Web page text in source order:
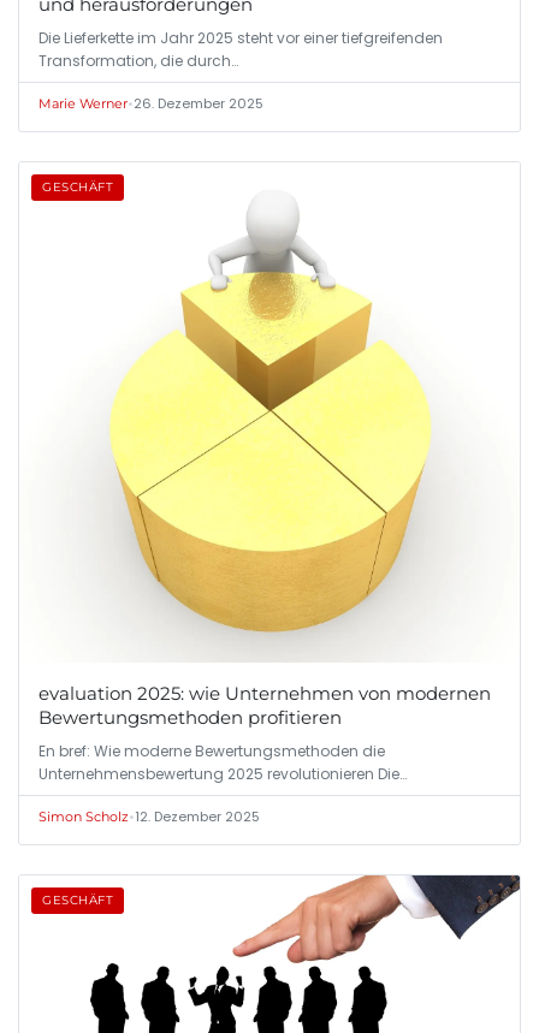
und herausforderungen
Die Lieferkette im Jahr 2025 steht vor einer tiefgreifenden
Transformation, die durch…
Marie Werner•26. Dezember 2025
GESCHÄFT
evaluation 2025: wie Unternehmen von modernen
Bewertungsmethoden profitieren
En bref: Wie moderne Bewertungsmethoden die
Unternehmensbewertung 2025 revolutionieren Die…
Simon Scholz•12. Dezember 2025
GESCHÄFT